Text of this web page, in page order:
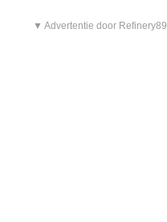
▼ Advertentie door Refinery89